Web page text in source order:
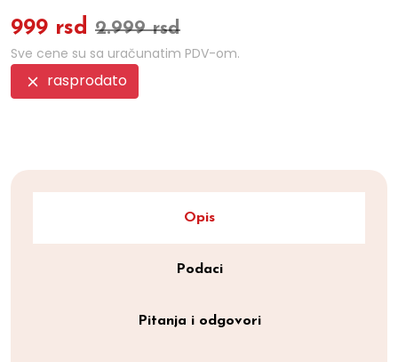
999 rsd 2.999 rsd
Sve cene su sa uračunatim PDV-om.
rasprodato
Opis
Podaci
Pitanja i odgovori